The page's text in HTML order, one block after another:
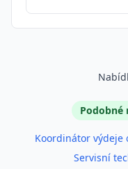
Podobné inzerátyPodobné
Koordinátor
Servisní